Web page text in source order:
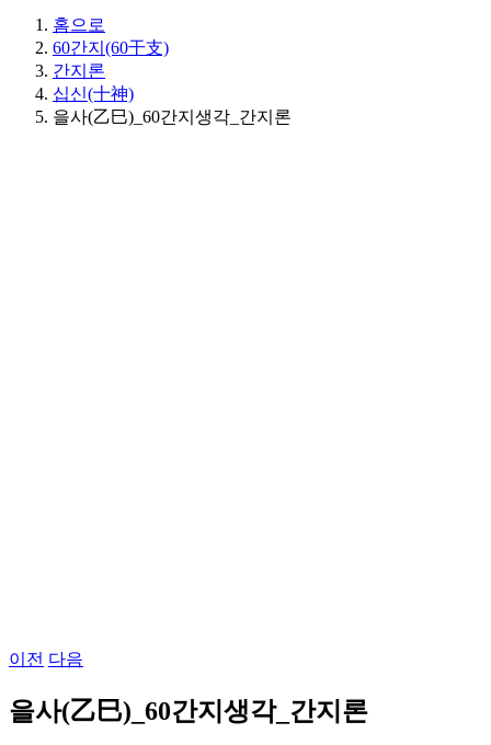
홈으로
60간지(60干支)
간지론
십신(十神)
을사(乙巳)_60간지생각_간지론
이전 다음
을사(乙巳)_60간지생각_간지론